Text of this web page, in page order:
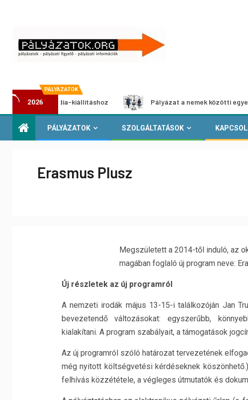
PÁLYÁZATOK
2026
kiállításhoz Pályázat a nemek közötti egyenlőség
PÁLYÁZATOK SZOLGÁLTATÁSOK
Erasmus Plusz
Megszületett a 2014-től induló, az
magában foglaló új program neve:
Új részletek az új programról
A nemzeti irodák május 13-15-i találkozóján Jan
bevezetendő változásokat: egyszerűbb,
kialakítani. A program szabályait, a támogatások
Az új programról szóló határozat tervezetének
még nyitott költségvetési kérdéseknek
felhívás közzététele, a végleges útmutatók és